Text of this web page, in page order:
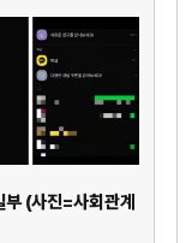
부 (사진=사회관계